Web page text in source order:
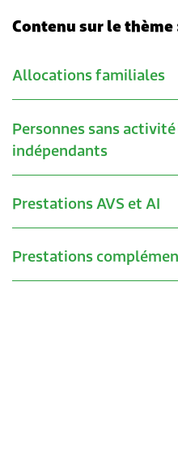
Verwandte Inhalte
Contenu sur le thème
Allocations familiales
Personnes sans
indépendants
Prestations AVS et AI
Prestations